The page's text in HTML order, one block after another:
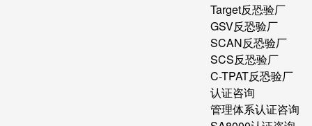
Target反恐验厂
GSV反恐验厂
SCAN反恐验厂
SCS反恐验厂
C-TPAT反恐验厂
认证咨询
管理体系认证咨询